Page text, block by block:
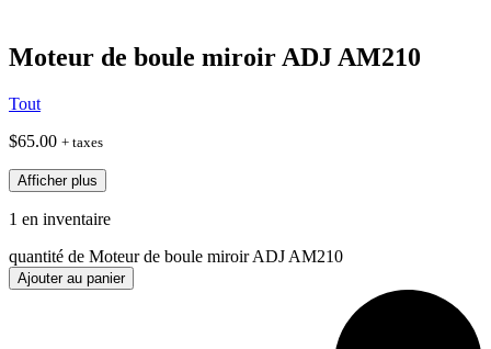
Moteur de boule miroir ADJ AM210
Tout
$65.00 + taxes
Afficher plus
1 en inventaire
quantité de Moteur de boule miroir ADJ AM210
Ajouter au panier